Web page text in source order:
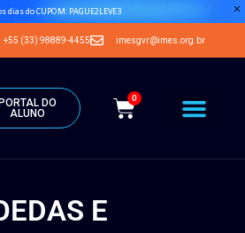
dias do CUPOM: PAGUE2LEVE3
+55 (33) 98889-4455 imesgvr@imes.org.br
PORTAL DO
ALUNO
0
E